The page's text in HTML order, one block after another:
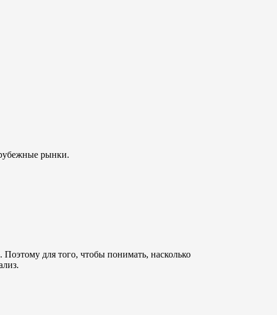
рынки.
для того, чтобы понимать, насколько